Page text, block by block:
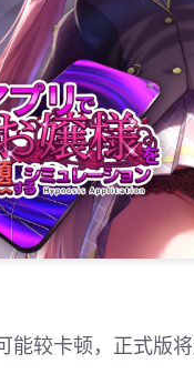
能较卡顿，正式版